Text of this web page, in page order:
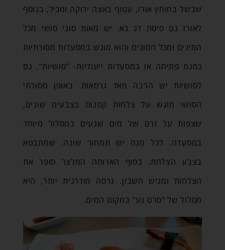
שבשל בחומץ אורז, עטוף באצה ירוקה ומכיל, בנוסף
לאורז גם פיסת דג נא. יש מאות סוגי סושי מכל
המינים ומכל הסוגים והוא מוגש במסעדות מסורתיות
כמנת פתיחה או במסעדות ייעודיות- "סושיות". גם
לסושיות יש הרבה מאד גרסאות. באופן מסורתי
הסושי מוגש על צלחות קטנות בצבעים שונים,
שצפות על זרם של מים שנעים במסלול מיוחד
במסעדה. לכל מנה יש תמחור שונה, שמתבטא
בצבע הצלחת. בסוף הארוחה המלצר סופר את
הצלחות ומגיש חשבון. גרסה מודרנית יותר, היא
מסלול של "סרט נע" במקום המים.